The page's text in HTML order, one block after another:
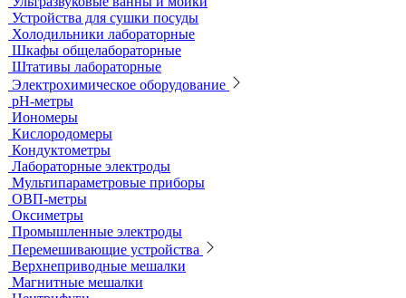
Титраторы
Ультразвуковые ванны и мойки
Устройства для сушки посуды
Холодильники лабораторные
Шкафы общелабораторные
Штативы лабораторные
Электрохимическое оборудование
pH-метры
Иономеры
Кислородомеры
Кондуктометры
Лабораторные электроды
Мультипараметровые приборы
ОВП-метры